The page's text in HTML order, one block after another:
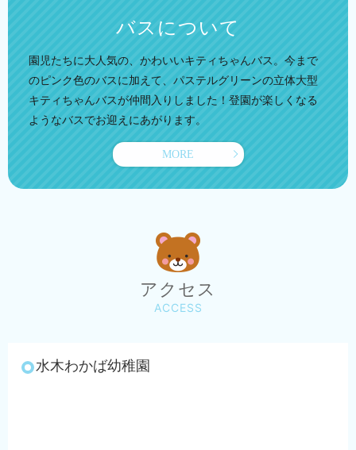
バスについて
園児たちに大人気の、かわいいキティちゃんバス。今まで
のピンク色のバスに加えて、パステルグリーンの立体大型
キティちゃんバスが仲間入りしました！登園が楽しくなる
ようなバスでお迎えにあがります。
MORE
アクセス
ACCESS
水木わかば幼稚園